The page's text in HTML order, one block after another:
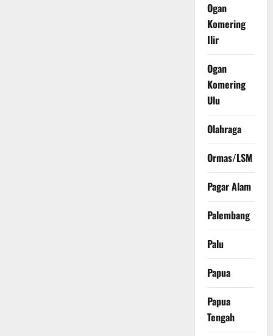
Ogan
Komering
Ilir
Ogan
Komering
Ulu
Olahraga
Ormas/LSM
Pagar Alam
Palembang
Palu
Papua
Papua
Tengah